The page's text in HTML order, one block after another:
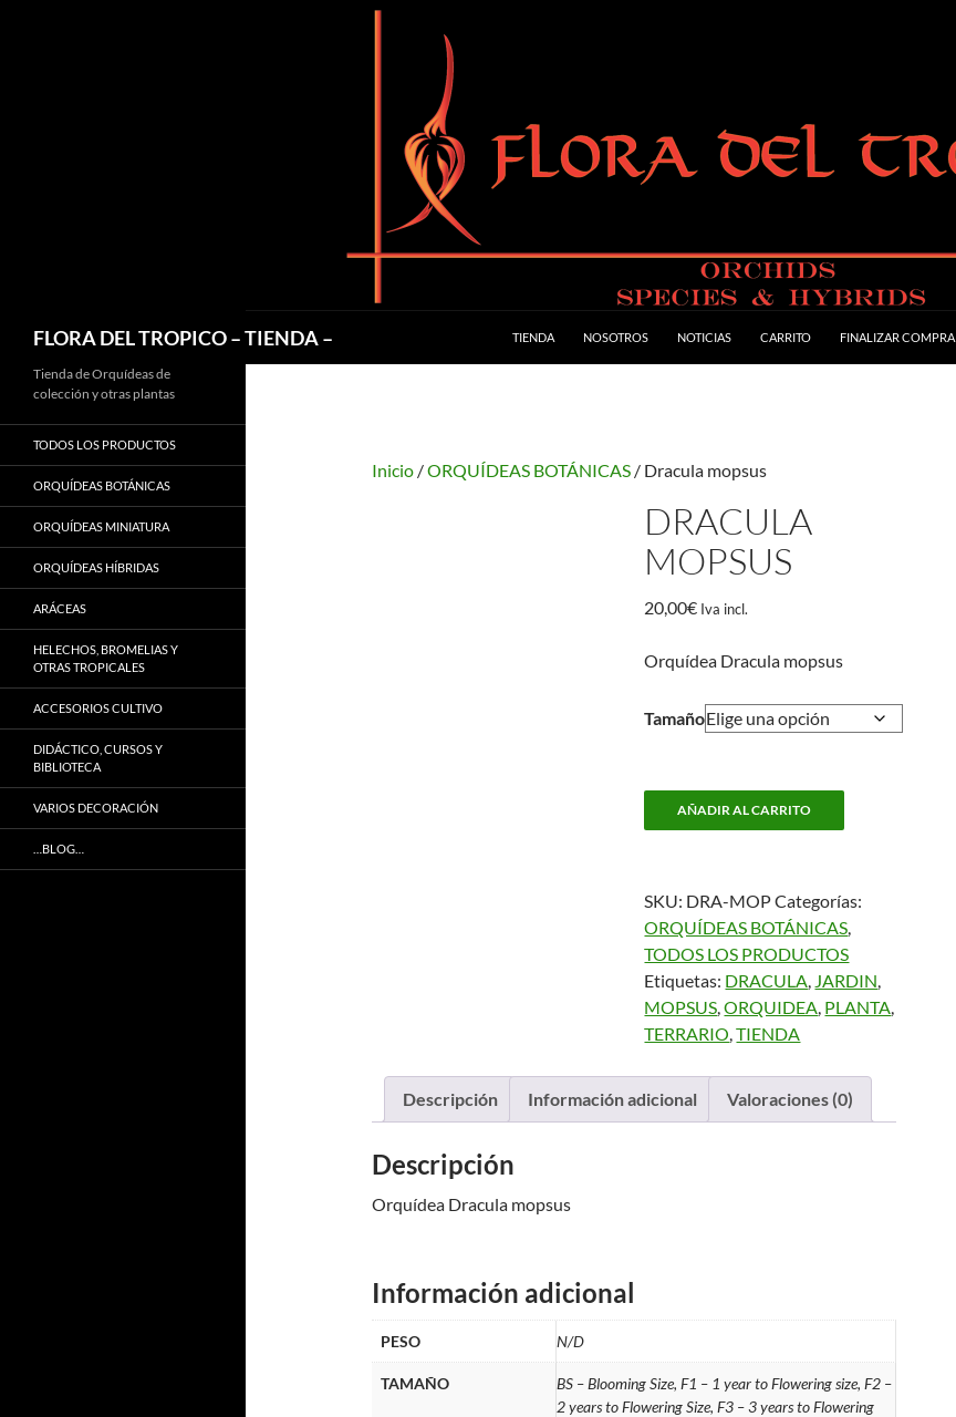
FLORA DEL TROPICO – TIENDA – TIENDA NOSOTROS NOTICIAS CARRITO FINALIZAR COMPRA
Inicio /ORQUÍDEAS BOTÁNICAS / Dracula mopsus
DRACULA
MOPSUS
20,00€ Iva incl.
Orquídea Dracula mopsus
Tamaño
Dracula
mopsus
AÑADIR AL CARRITO
SKU: DRA-MOPCategorías:
ORQUÍDEAS BOTÁNICAS,
TODOS LOS PRODUCTOS
Etiquetas: DRACULA, JARDIN,
MOPSUS,ORQUIDEA, PLANTA,
TERRARIO,TIENDA
Descripción Información adicional Valoraciones (0)
Descripción
Orquídea Dracula mopsus
Información adicional
PESO N/D
TAMAÑO
BS – Blooming Size, F1 – 1 year to Flowering size, F2 –
2 years to Flowering Size, F3 – 3 years to Flowering
Tienda de Orquídeas de
colección y otras plantas
TODOS LOS PRODUCTOS
ORQUÍDEAS BOTÁNICAS
ORQUÍDEAS MINIATURA
ORQUÍDEAS HÍBRIDAS
ARÁCEAS
HELECHOS, BROMELIAS Y
OTRAS TROPICALES
ACCESORIOS CULTIVO
DIDÁCTICO, CURSOS Y
BIBLIOTECA
VARIOS DECORACIÓN
…BLOG…